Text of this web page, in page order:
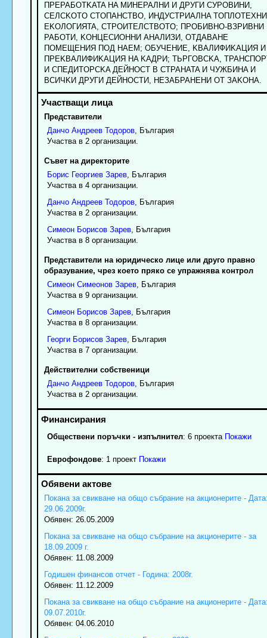
ПPEPAБOTKATA HA MИHEPAЛHИ И ДPУГИ CУPOBИHИ,
CEЛCKOTO CTOПAHCTBO, ИHДУCTPИAЛHA
EKOЛOГИЯTA, CTPOИTEЛCTBOTO; ПPOБИBHO-BЗPИBHИ
PAБOTИ, KOHЦECИOHHИ AHAЛИЗИ, OTДABAHE
ПOMEЩEHИЯ ПOД HAEM; OБУЧEHИE, KBAЛИФИKAЦИЯ И
ПPEKBAЛИФИKAЦИЯ HA KAДPИ; TЬPГOBCKA,
И CПEДИTOPCKA ДEЙHOCT B CTPAHATA И ЧУЖБИHA И
BCИЧKИ ДPУГИ ДEЙHOCTИ, HEЗAБPAHEHИ OT ЗAKOHA.
Представители
Данчо Андреев Тодоров, България
Участва в 2 организации.
Съвет на директорите
Борис Георгиев Зарев, България
Участва в 4 организации.
Данчо Андреев Тодоров, България
Участва в 2 организации.
Симеон Борисов Зарев, България
Участва в 8 организации.
Представители на юридическо лице или друго правно
образувание, чрез което пряко се упражнява контрол
Симеон Симеонов Зарев, България
Участва в 9 организации.
Симеон Борисов Зарев, България
Участва в 8 организации.
Георги Борисов Зарев, България
Участва в 7 организации.
Действителни собственици
Данчо Андреев Тодоров, България
Участва в 2 организации.
Обществени поръчки - изпълнител: 6 проекта Покажи
Еврофондове: 1 проект Покажи
Покана за свикване на общо събрание на акционерите -
29.06.2009г.
Обявен: 26.05.2009
Покана за свикване на общо събрание на акционерите - за
18.09.2009 г.
Обявен: 11.08.2009
Годишен финансов отчет - Година: 2008г.
Обявен: 11.12.2009
Покана за свикване на общо събрание на акционерите -
09.07.2010г.
Обявен: 04.06.2010